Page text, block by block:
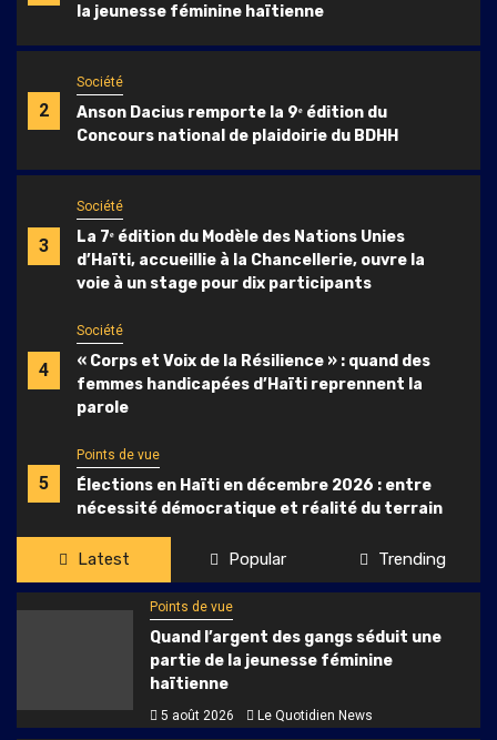
la jeunesse féminine haïtienne
2
Société
Anson Dacius remporte la 9ᵉ édition du
Concours national de plaidoirie du BDHH
3
Société
La 7ᵉ édition du Modèle des Nations Unies
d’Haïti, accueillie à la Chancellerie, ouvre la
voie à un stage pour dix participants
4
Société
« Corps et Voix de la Résilience » : quand des
femmes handicapées d’Haïti reprennent la
parole
5
Points de vue
Élections en Haïti en décembre 2026 : entre
nécessité démocratique et réalité du terrain
Latest Popular Trending
Points de vue
Quand l’argent des gangs séduit une
partie de la jeunesse féminine
haïtienne
5 août 2026 Le Quotidien News